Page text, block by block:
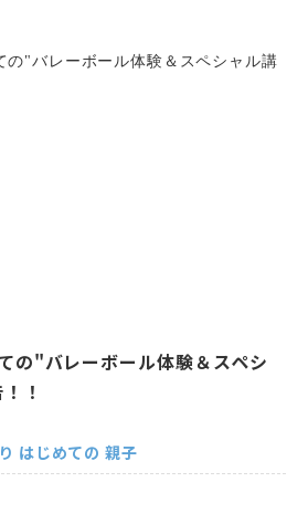
の"バレーボール体験＆スペシ
！
はじめての 親子